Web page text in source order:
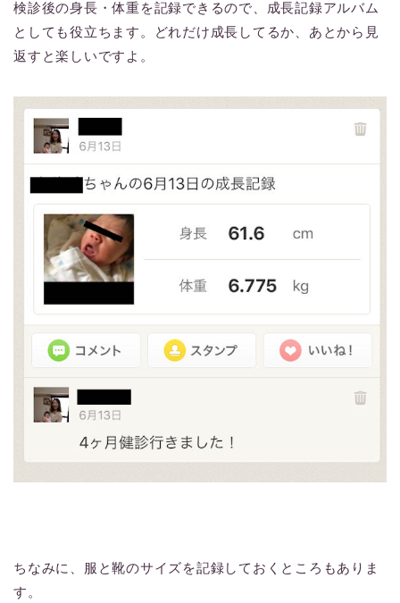
検診後の身長・体重を記録できるので、成長記録アルバム
としても役立ちます。どれだけ成長してるか、あとから見
返すと楽しいですよ。
ちなみに、服と靴のサイズを記録しておくところもありま
す。